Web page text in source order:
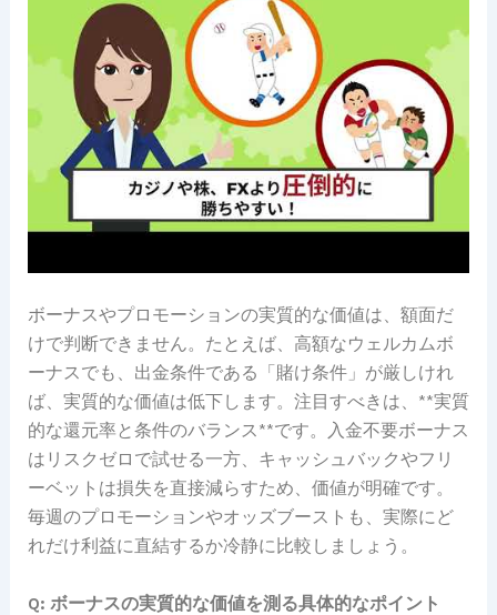
ボーナスやプロモーションの実質的な価値は、額面だ
けで判断できません。たとえば、高額なウェルカムボ
ーナスでも、出金条件である「賭け条件」が厳しけれ
ば、実質的な価値は低下します。注目すべきは、**実質
的な還元率と条件のバランス**です。入金不要ボーナス
はリスクゼロで試せる一方、キャッシュバックやフリ
ーベットは損失を直接減らすため、価値が明確です。
毎週のプロモーションやオッズブーストも、実際にど
れだけ利益に直結するか冷静に比較しましょう。
Q: ボーナスの実質的な価値を測る具体的なポイント